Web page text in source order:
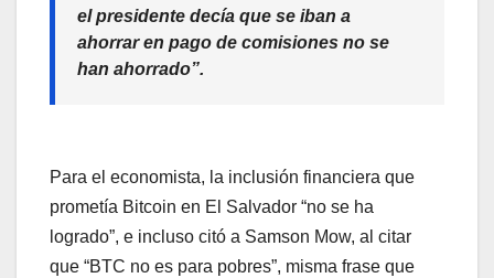
el presidente decía que se iban a
ahorrar en pago de comisiones no se
han ahorrado”.
Para el economista, la inclusión financiera que
prometía Bitcoin en El Salvador “no se ha
logrado”, e incluso citó a Samson Mow, al citar
que “BTC no es para pobres”, misma frase que